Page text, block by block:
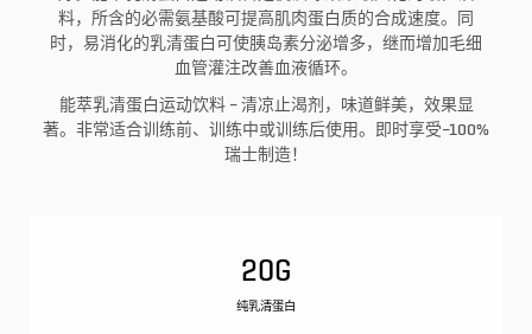
料，所含的必需氨基酸可提高肌肉蛋白质的合成速度。同
时，易消化的乳清蛋白可使胰岛素分泌增多，继而增加毛细
血管灌注改善血液循环。
能萃乳清蛋白运动饮料 – 清凉止渴剂，味道鲜美，效果显
著。非常适合训练前、训练中或训练后使用。即时享受–100%
瑞士制造！
20G
纯乳清蛋白